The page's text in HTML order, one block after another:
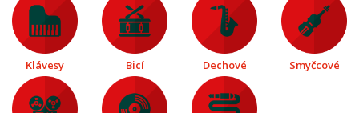
Klávesy Bicí Dechové Smyčcové